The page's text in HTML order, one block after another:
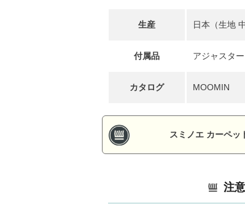
生産 日本（生地 中
付属品 アジャスタ
カタログ MOOMIN
スミノエ カーペッ
注